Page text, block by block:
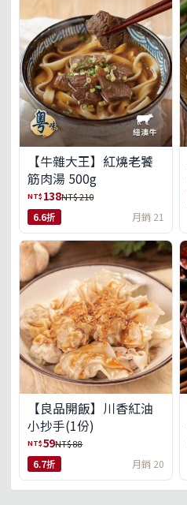
【牛雜大王】紅燒老饕
筋肉湯 500g
NT$ 138NT$ 210
6.6折 月銷 21
【良品開飯】川香紅油
小抄手(1份)
NT$59NT$ 88
6.7折 月銷 20